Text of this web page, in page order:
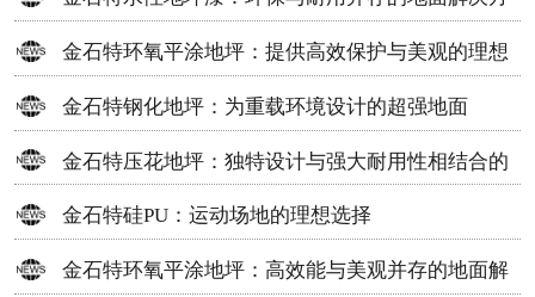
案
金石特环氧平涂地坪：提供高效保护与美观的理想
选择
金石特钢化地坪：为重载环境设计的超强地面
金石特压花地坪：独特设计与强大耐用性相结合的
地面材料
金石特硅PU：运动场地的理想选择
金石特环氧平涂地坪：高效能与美观并存的地面解